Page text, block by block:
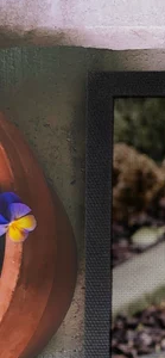
Gratis kort
Lav noget